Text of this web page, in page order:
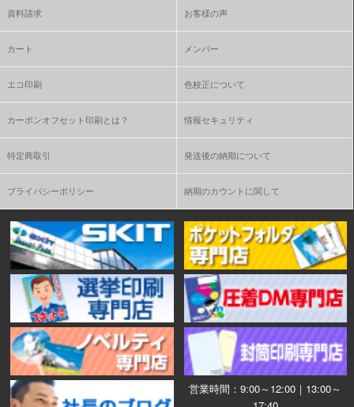
資料請求 お客様の声
カート メンバー
エコ印刷 色校正について
カーボンオフセット印刷とは？ 情報セキュリティ
特定商取引 発送後の納期について
プライバシーポリシー 納期のカウントに関して
営業時間：9:00～12:00｜13:00～